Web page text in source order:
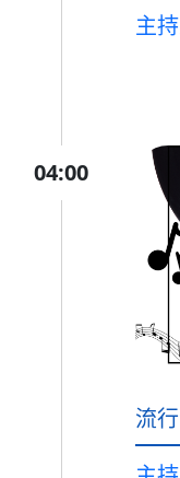
主
04:00
流